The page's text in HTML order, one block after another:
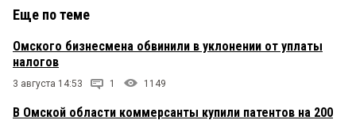
Еще по теме
Омского бизнесмена обвинили в уклонении от уплаты
налогов
3 августа 14:53 1 1149
В Омской области коммерсанты купили патентов на 200